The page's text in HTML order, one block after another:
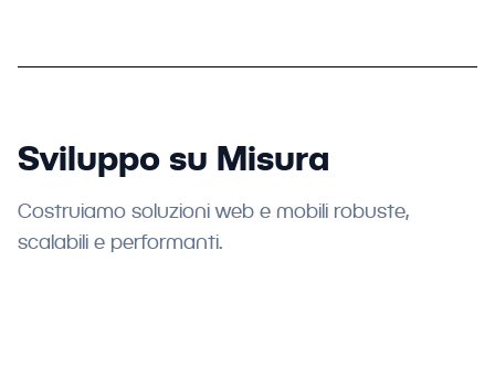
Sviluppo su Misura
Costruiamo soluzioni web e mobili robuste,
scalabili e performanti.